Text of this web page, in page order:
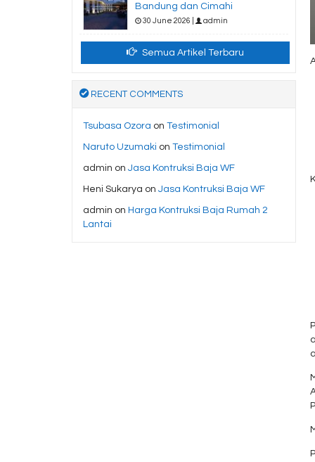
Bandung dan Cimahi
30 June 2026 | admin
Semua Artikel Terbaru
RECENT COMMENTS
Tsubasa Ozora on Testimonial
Naruto Uzumaki on Testimonial
admin on Jasa Kontruksi Baja WF
Heni Sukarya on Jasa Kontruksi Baja WF
admin on Harga Kontruksi Baja Rumah 2
Lantai